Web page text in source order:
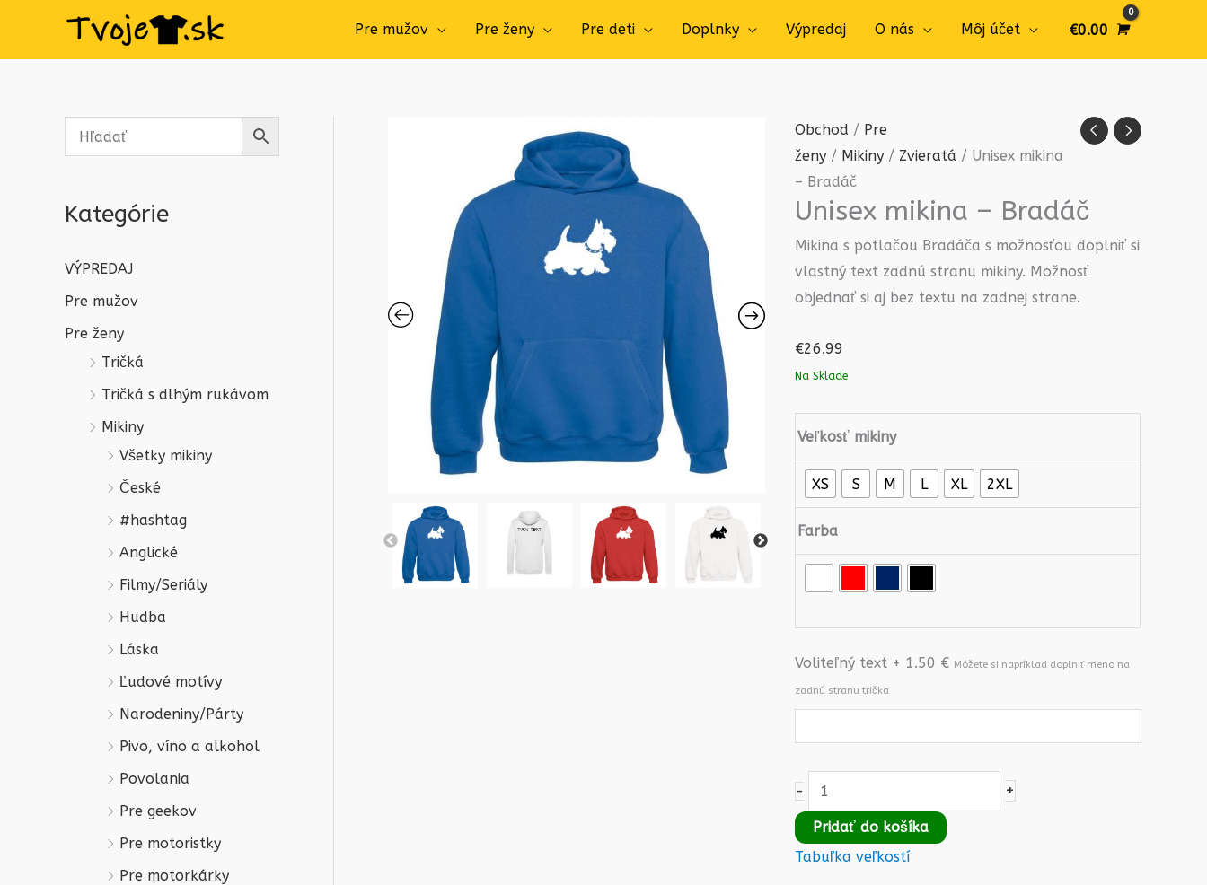
Pre mužov Pre ženy Pre deti Doplnky Výpredaj O nás Môj účet €0.00
Kategórie
VÝPREDAJ
Pre mužov
Pre ženy
Tričká
Tričká s dlhým rukávom
Mikiny
Všetky mikiny
České
#hashtag
Anglické
Filmy/Seriály
Hudba
Láska
Ľudové motívy
Narodeniny/Párty
Pivo, víno a alkohol
Povolania
Pre geekov
Pre motoristky
Pre motorkárky
Obchod / Pre
ženy / Mikiny / Zvieratá / Unisex mikina
– Bradáč
Unisex mikina – Bradáč
Mikina s potlačou Bradáča s možnosťou doplniť si
vlastný text zadnú stranu mikiny. Možnosť
objednať si aj bez textu na zadnej strane.
€26.99
Na Sklade
Veľkosť mikiny
XS S M L XL 2XL
Farba
Voliteľný text + 1.50 € Móžete si napríklad doplniť meno na
zadnú stranu trička
-
množstvo
Unisex
mikina
-
+
Pridať do košíka
Tabuľka veľkostí